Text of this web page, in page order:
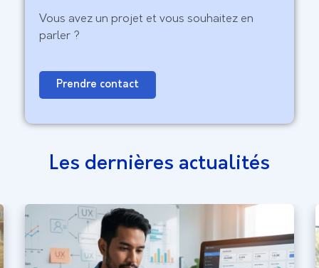
Vous avez un projet et vous souhaitez en
parler ?
Prendre contact
Les dernières actualités